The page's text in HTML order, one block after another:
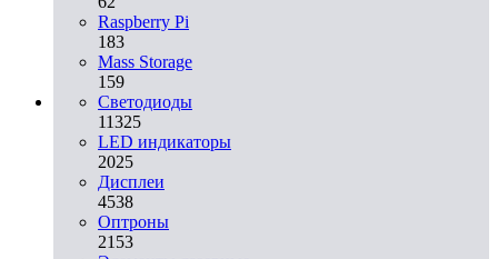
Raspberry Pi
183
Mass Storage
159
Светодиоды
11325
LED индикаторы
2025
Дисплеи
4538
Оптроны
2153